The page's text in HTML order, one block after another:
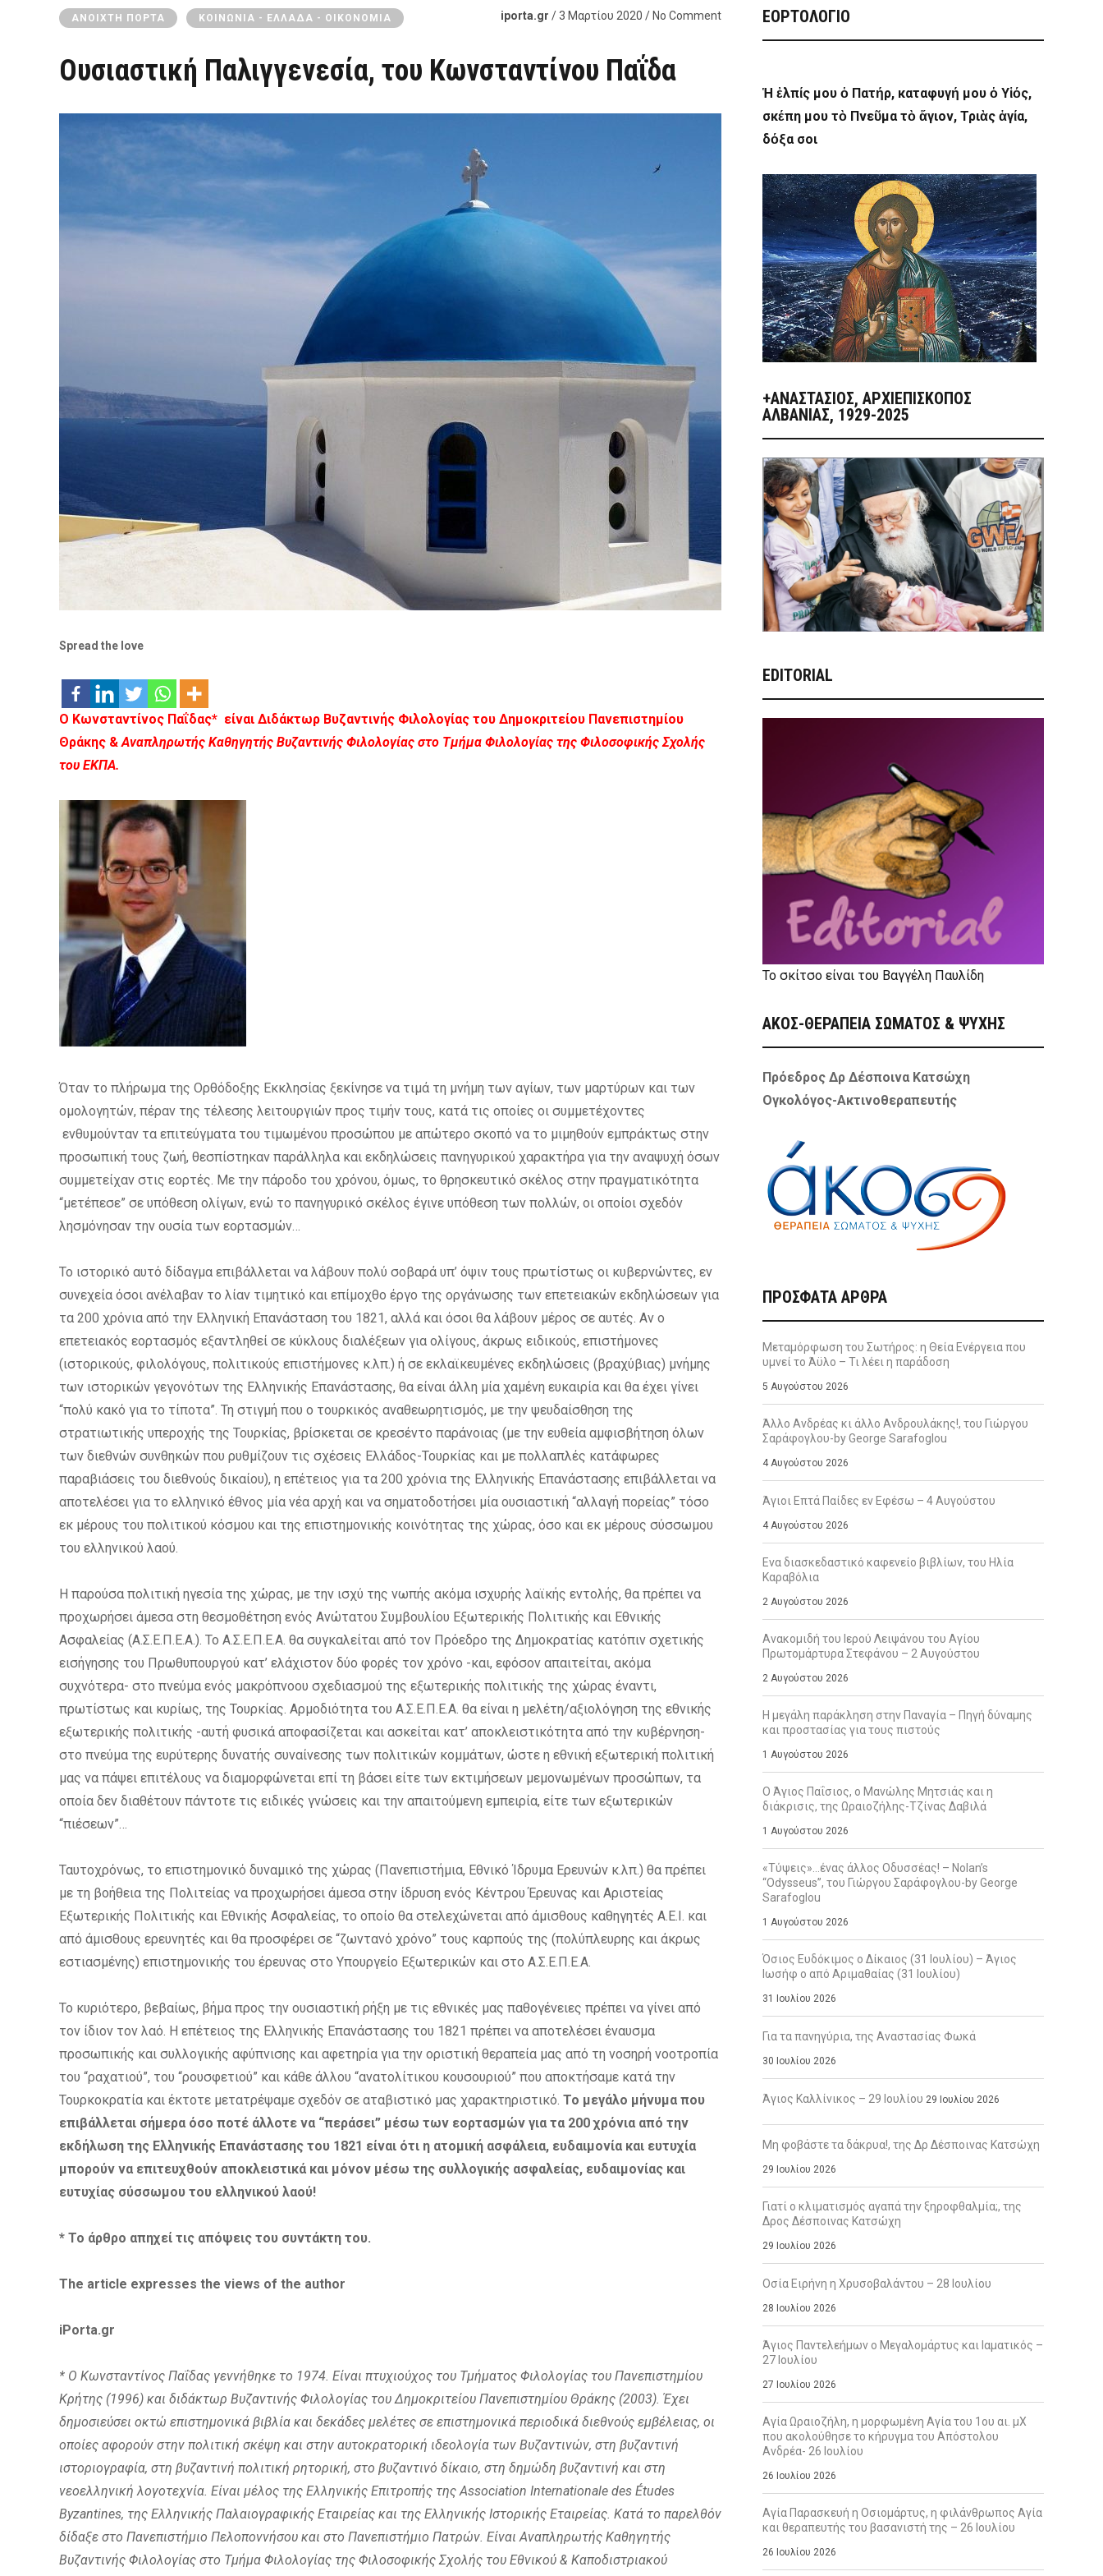
ΑΝΟΙΧΤΉ ΠΌΡΤΑ ΚΟΙΝΩΝΊΑ - ΕΛΛΆΔΑ - ΟΙΚΟΝΟΜΊΑ iporta.gr / 3 Μαρτίου 2020 / No Comment
Ουσιαστική Παλιγγενεσία, του Κωνσταντίνου Παΐδα
Spread the love
Ο Κωνσταντίνος Παΐδας* είναι Διδάκτωρ Βυζαντινής Φιλολογίας του Δημοκριτείου Πανεπιστημίου
Θράκης &Αναπληρωτής Καθηγητής Βυζαντινής Φιλολογίας στο Τμήμα Φιλολογίας της Φιλοσοφικής Σχολής
του ΕΚΠΑ.
Όταν το πλήρωμα της Ορθόδοξης Εκκλησίας ξεκίνησε να τιμά τη μνήμη των αγίων, των μαρτύρων και των
ομολογητών, πέραν της τέλεσης λειτουργιών προς τιμήν τους, κατά τις οποίες οι συμμετέχοντες
ενθυμούνταν τα επιτεύγματα του τιμωμένου προσώπου με απώτερο σκοπό να το μιμηθούν εμπράκτως στην
προσωπική τους ζωή, θεσπίστηκαν παράλληλα και εκδηλώσεις πανηγυρικού χαρακτήρα για την αναψυχή όσων
συμμετείχαν στις εορτές. Με την πάροδο του χρόνου, όμως, το θρησκευτικό σκέλος στην πραγματικότητα
“μετέπεσε” σε υπόθεση ολίγων, ενώ το πανηγυρικό σκέλος έγινε υπόθεση των πολλών, οι οποίοι σχεδόν
λησμόνησαν την ουσία των εορτασμών…
Το ιστορικό αυτό δίδαγμα επιβάλλεται να λάβουν πολύ σοβαρά υπ’ όψιν τους πρωτίστως οι κυβερνώντες, εν
συνεχεία όσοι ανέλαβαν το λίαν τιμητικό και επίμοχθο έργο της οργάνωσης των επετειακών εκδηλώσεων για
τα 200 χρόνια από την Ελληνική Επανάσταση του 1821, αλλά και όσοι θα λάβουν μέρος σε αυτές. Αν ο
επετειακός εορτασμός εξαντληθεί σε κύκλους διαλέξεων για ολίγους, άκρως ειδικούς, επιστήμονες
(ιστορικούς, φιλολόγους, πολιτικούς επιστήμονες κ.λπ.) ή σε εκλαϊκευμένες εκδηλώσεις (βραχύβιας) μνήμης
των ιστορικών γεγονότων της Ελληνικής Επανάστασης, θα είναι άλλη μία χαμένη ευκαιρία και θα έχει γίνει
“πολύ κακό για το τίποτα”. Τη στιγμή που ο τουρκικός αναθεωρητισμός, με την ψευδαίσθηση της
στρατιωτικής υπεροχής της Τουρκίας, βρίσκεται σε κρεσέντο παράνοιας (με την ευθεία αμφισβήτηση όλων
των διεθνών συνθηκών που ρυθμίζουν τις σχέσεις Ελλάδος-Τουρκίας και με πολλαπλές κατάφωρες
παραβιάσεις του διεθνούς δικαίου), η επέτειος για τα 200 χρόνια της Ελληνικής Επανάστασης επιβάλλεται να
αποτελέσει για το ελληνικό έθνος μία νέα αρχή και να σηματοδοτήσει μία ουσιαστική “αλλαγή πορείας” τόσο
εκ μέρους του πολιτικού κόσμου και της επιστημονικής κοινότητας της χώρας, όσο και εκ μέρους σύσσωμου
του ελληνικού λαού.
Η παρούσα πολιτική ηγεσία της χώρας, με την ισχύ της νωπής ακόμα ισχυρής λαϊκής εντολής, θα πρέπει να
προχωρήσει άμεσα στη θεσμοθέτηση ενός Ανώτατου Συμβουλίου Εξωτερικής Πολιτικής και Εθνικής
Ασφαλείας (Α.Σ.Ε.Π.Ε.Α.). Το Α.Σ.Ε.Π.Ε.Α. θα συγκαλείται από τον Πρόεδρο της Δημοκρατίας κατόπιν σχετικής
εισήγησης του Πρωθυπουργού κατ’ ελάχιστον δύο φορές τον χρόνο -και, εφόσον απαιτείται, ακόμα
συχνότερα- στο πνεύμα ενός μακρόπνοου σχεδιασμού της εξωτερικής πολιτικής της χώρας έναντι,
πρωτίστως και κυρίως, της Τουρκίας. Αρμοδιότητα του Α.Σ.Ε.Π.Ε.Α. θα είναι η μελέτη/αξιολόγηση της εθνικής
εξωτερικής πολιτικής -αυτή φυσικά αποφασίζεται και ασκείται κατ’ αποκλειστικότητα από την κυβέρνηση-
στο πνεύμα της ευρύτερης δυνατής συναίνεσης των πολιτικών κομμάτων, ώστε η εθνική εξωτερική πολιτική
μας να πάψει επιτέλους να διαμορφώνεται επί τη βάσει είτε των εκτιμήσεων μεμονωμένων προσώπων, τα
οποία δεν διαθέτουν πάντοτε τις ειδικές γνώσεις και την απαιτούμενη εμπειρία, είτε των εξωτερικών
“πιέσεων”…
Ταυτοχρόνως, το επιστημονικό δυναμικό της χώρας (Πανεπιστήμια, Εθνικό Ίδρυμα Ερευνών κ.λπ.) θα πρέπει
με τη βοήθεια της Πολιτείας να προχωρήσει άμεσα στην ίδρυση ενός Κέντρου Έρευνας και Αριστείας
Εξωτερικής Πολιτικής και Εθνικής Ασφαλείας, το οποίο θα στελεχώνεται από άμισθους καθηγητές Α.Ε.Ι. και
από άμισθους ερευνητές και θα προσφέρει σε “ζωντανό χρόνο” τους καρπούς της (πολύπλευρης και άκρως
εστιασμένης) επιστημονικής του έρευνας στο Υπουργείο Εξωτερικών και στο Α.Σ.Ε.Π.Ε.Α.
Το κυριότερο, βεβαίως, βήμα προς την ουσιαστική ρήξη με τις εθνικές μας παθογένειες πρέπει να γίνει από
τον ίδιον τον λαό. Η επέτειος της Ελληνικής Επανάστασης του 1821 πρέπει να αποτελέσει έναυσμα
προσωπικής και συλλογικής αφύπνισης και αφετηρία για την οριστική θεραπεία μας από τη νοσηρή νοοτροπία
του “ραχατιού”, του “ρουσφετιού” και κάθε άλλου “ανατολίτικου κουσουριού” που αποκτήσαμε κατά την
Τουρκοκρατία και έκτοτε μετατρέψαμε σχεδόν σε αταβιστικό μας χαρακτηριστικό. Το μεγάλο μήνυμα που
επιβάλλεται σήμερα όσο ποτέ άλλοτε να “περάσει” μέσω των εορτασμών για τα 200 χρόνια από την
εκδήλωση της Ελληνικής Επανάστασης του 1821 είναι ότι η ατομική ασφάλεια, ευδαιμονία και ευτυχία
μπορούν να επιτευχθούν αποκλειστικά και μόνον μέσω της συλλογικής ασφαλείας, ευδαιμονίας και
ευτυχίας σύσσωμου του ελληνικού λαού!
* Το άρθρο απηχεί τις απόψεις του συντάκτη του.
The article expresses the views of the author
iPorta.gr
* Ο Κωνσταντίνος Παΐδας γεννήθηκε το 1974. Είναι πτυχιούχος του Τμήματος Φιλολογίας του Πανεπιστημίου
Κρήτης (1996) και διδάκτωρ Βυζαντινής Φιλολογίας του Δημοκριτείου Πανεπιστημίου Θράκης (2003). Έχει
δημοσιεύσει οκτώ επιστημονικά βιβλία και δεκάδες μελέτες σε επιστημονικά περιοδικά διεθνούς εμβέλειας, οι
οποίες αφορούν στην πολιτική σκέψη και στην αυτοκρατορική ιδεολογία των Βυζαντινών, στη βυζαντινή
ιστοριογραφία, στη βυζαντινή πολιτική ρητορική, στο βυζαντινό δίκαιο, στη δημώδη βυζαντινή και στη
νεοελληνική λογοτεχνία. Είναι μέλος της Ελληνικής Επιτροπής της Association Internationale des Études
Byzantines, της Ελληνικής Παλαιογραφικής Εταιρείας και της Ελληνικής Ιστορικής Εταιρείας. Κατά το παρελθόν
δίδαξε στο Πανεπιστήμιο Πελοποννήσου και στο Πανεπιστήμιο Πατρών. Είναι Αναπληρωτής Καθηγητής
Βυζαντινής Φιλολογίας στο Τμήμα Φιλολογίας της Φιλοσοφικής Σχολής του Εθνικού & Καποδιστριακού
ΕΟΡΤΟΛΟΓΙΟ
Ἡ ἐλπίς μου ὁ Πατήρ, καταφυγή μου ὁ Υἱός,
σκέπη μου τὸ Πνεῦμα τὸ ἅγιον, Τριὰς ἁγία,
δόξα σοι
+ΑΝΑΣΤΆΣΙΟΣ, ΑΡΧΙΕΠΊΣΚΟΠΟΣ
ΑΛΒΑΝΊΑΣ, 1929-2025
EDITORIAL
Το σκίτσο είναι του Βαγγέλη Παυλίδη
ΑΚΟΣ-ΘΕΡΑΠΕΙΑ ΣΩΜΑΤΟΣ & ΨΥΧΗΣ
Πρόεδρος Δρ Δέσποινα Κατσώχη
Ογκολόγος-Ακτινοθεραπευτής
ΠΡΌΣΦΑΤΑ ΆΡΘΡΑ
Μεταμόρφωση του Σωτήρος: η Θεία Ενέργεια που
υμνεί το Άϋλο – Τι λέει η παράδοση
5 Αυγούστου 2026
Άλλο Ανδρέας κι άλλο Ανδρουλάκης!, του Γιώργου
Σαράφογλου-by George Sarafoglou
4 Αυγούστου 2026
Άγιοι Επτά Παίδες εν Εφέσω – 4 Αυγούστου
4 Αυγούστου 2026
Ενα διασκεδαστικό καφενείο βιβλίων, του Ηλία
Καραβόλια
2 Αυγούστου 2026
Ανακομιδή του Ιερού Λειψάνου του Αγίου
Πρωτομάρτυρα Στεφάνου – 2 Αυγούστου
2 Αυγούστου 2026
Η μεγάλη παράκληση στην Παναγία – Πηγή δύναμης
και προστασίας για τους πιστούς
1 Αυγούστου 2026
Ο Άγιος Παΐσιος, ο Μανώλης Μητσιάς και η
διάκρισις, της Ωραιοζήλης-Τζίνας Δαβιλά
1 Αυγούστου 2026
«Τύψεις»…ένας άλλος Οδυσσέας! – Nolan’s
“Odysseus”, του Γιώργου Σαράφογλου-by George
Sarafoglou
1 Αυγούστου 2026
Όσιος Ευδόκιμος ο Δίκαιος (31 Ιουλίου) – Άγιος
Ιωσήφ ο από Αριμαθαίας (31 Ιουλίου)
31 Ιουλίου 2026
Για τα πανηγύρια, της Αναστασίας Φωκά
30 Ιουλίου 2026
Άγιος Καλλίνικος – 29 Ιουλίου 29 Ιουλίου 2026
Μη φοβάστε τα δάκρυα!, της Δρ Δέσποινας Κατσώχη
29 Ιουλίου 2026
Γιατί ο κλιματισμός αγαπά την ξηροφθαλμία;, της
Δρος Δέσποινας Κατσώχη
29 Ιουλίου 2026
Οσία Ειρήνη η Χρυσοβαλάντου – 28 Ιουλίου
28 Ιουλίου 2026
Άγιος Παντελεήμων ο Μεγαλομάρτυς και Ιαματικός –
27 Ιουλίου
27 Ιουλίου 2026
Αγία Ωραιοζήλη, η μορφωμένη Αγία του 1ου αι. μΧ
που ακολούθησε το κήρυγμα του Απόστολου
Ανδρέα- 26 Ιουλίου
26 Ιουλίου 2026
Αγία Παρασκευή η Οσιομάρτυς, η φιλάνθρωπος Αγία
και θεραπευτής του βασανιστή της – 26 Ιουλίου
26 Ιουλίου 2026